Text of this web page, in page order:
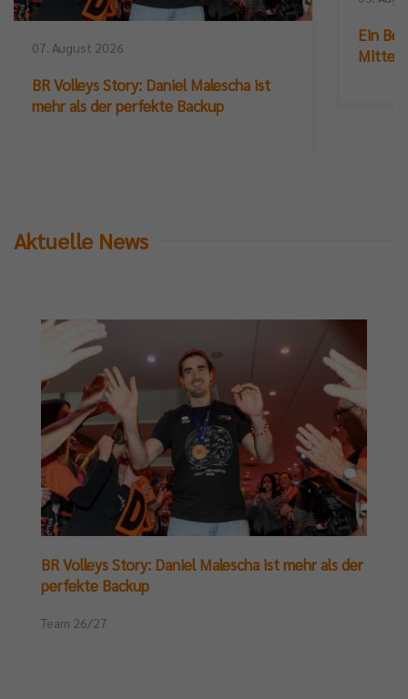
07. August 2026
BR Volleys Story: Daniel Malescha ist
mehr als der perfekte Backup
Ein
Aktuelle News
BR Volleys Story: Daniel Malescha ist mehr als der
perfekte Backup
Team 26/27